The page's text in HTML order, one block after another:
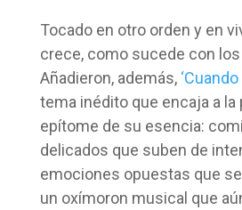
Tocado en otro orden y en
crece, como sucede con
Añadieron, además,
tema inédito que encaja a
epítome de su esencia:
delicados que suben de
emociones opuestas que
un oxímoron musical que